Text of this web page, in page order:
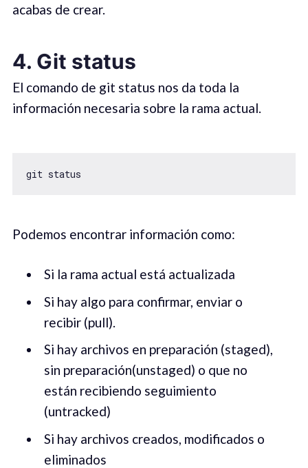
acabas de crear.
4. Git status
El comando de git status nos da toda la
información necesaria sobre la rama actual.
git status
Podemos encontrar información como:
Si la rama actual está actualizada
Si hay algo para confirmar, enviar o
recibir (pull).
Si hay archivos en preparación (staged),
sin preparación(unstaged) o que no
están recibiendo seguimiento
(untracked)
Si hay archivos creados, modificados o
eliminados